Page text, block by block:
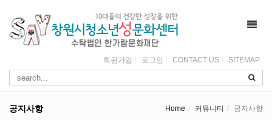
회원가입 로그인 CONTACT US SITEMAP
공지사항 Home 커뮤니티 공지사항